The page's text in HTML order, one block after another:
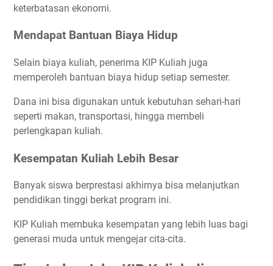
keterbatasan ekonomi.
Mendapat Bantuan Biaya Hidup
Selain biaya kuliah, penerima KIP Kuliah juga
memperoleh bantuan biaya hidup setiap semester.
Dana ini bisa digunakan untuk kebutuhan sehari-hari
seperti makan, transportasi, hingga membeli
perlengkapan kuliah.
Kesempatan Kuliah Lebih Besar
Banyak siswa berprestasi akhirnya bisa melanjutkan
pendidikan tinggi berkat program ini.
KIP Kuliah membuka kesempatan yang lebih luas bagi
generasi muda untuk mengejar cita-cita.